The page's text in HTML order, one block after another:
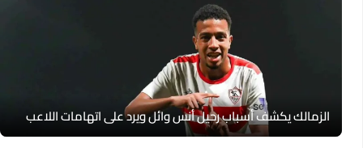
الزمالك يكشف أسباب رحيل أنس وائل ويرد على اتهامات اللاعب